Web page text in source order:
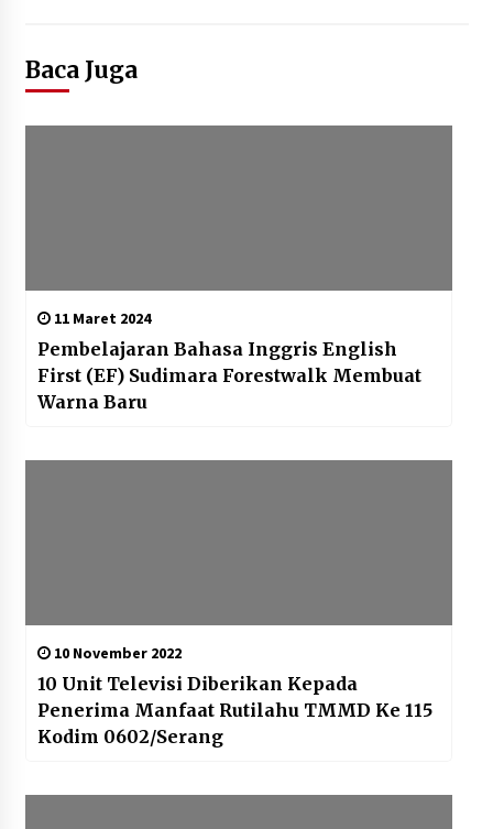
Baca Juga
11 Maret 2024
Pembelajaran Bahasa Inggris English
First (EF) Sudimara Forestwalk Membuat
Warna Baru
10 November 2022
10 Unit Televisi Diberikan Kepada
Penerima Manfaat Rutilahu TMMD Ke 115
Kodim 0602/Serang